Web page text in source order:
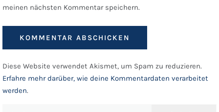
meinen nächsten Kommentar speichern.
Diese Website verwendet Akismet, um Spam zu reduzieren.
Erfahre mehr darüber, wie deine Kommentardaten verarbeitet
werden.